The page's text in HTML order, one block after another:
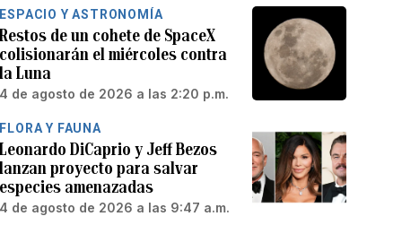
ESPACIO Y ASTRONOMÍA
Restos de un cohete de SpaceX
colisionarán el miércoles contra
la Luna
4 de agosto de 2026 a las 2:20 p.m.
FLORA Y FAUNA
Leonardo DiCaprio y Jeff Bezos
lanzan proyecto para salvar
especies amenazadas
4 de agosto de 2026 a las 9:47 a.m.